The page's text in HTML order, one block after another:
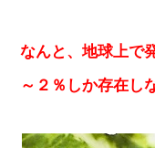
なんと、地球上で
～２％しか存在し